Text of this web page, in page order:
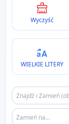
Wyczyść
WIELKIE LITERY